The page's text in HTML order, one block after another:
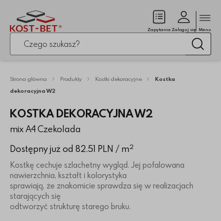
Po kliknięciu przycisku fraza zostanie wyszukana
Zapytania
(pusty)Zaloguj się Menu
Strona główna Produkty Kostki dekoracyjne
Kostka
dekoracyjna W2
KOSTKA DEKORACYJNA W2
mix A4 Czekolada
Dostępny już od 82.51 PLN / m2
Kostkę cechuje szlachetny wygląd. Jej pofalowana
nawierzchnia, kształt i kolorystyka
sprawiają, że znakomicie sprawdza się w realizacjach
starających się
odtworzyć strukturę starego bruku.